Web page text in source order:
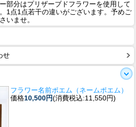
部分はプリザーブドフラワーを使用して
1点1点若干の違いがございます。予めご
いませ。
せ
フラワー名前ポエム（ネームポエム）
価格10,500円(消費税込:11,550円)